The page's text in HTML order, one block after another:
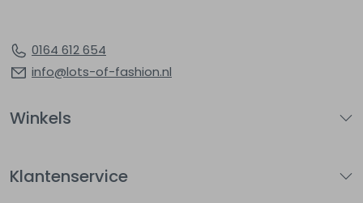
0164 612 654
info@lots-of-fashion.nl
Winkels
Klantenservice